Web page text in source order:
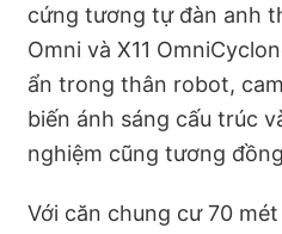
cứng tương tự đàn anh
Omni và X11
ẩn trong thân robot,
biến ánh sáng cấu trúc
nghiệm cũng tương
Với căn chung cư 70